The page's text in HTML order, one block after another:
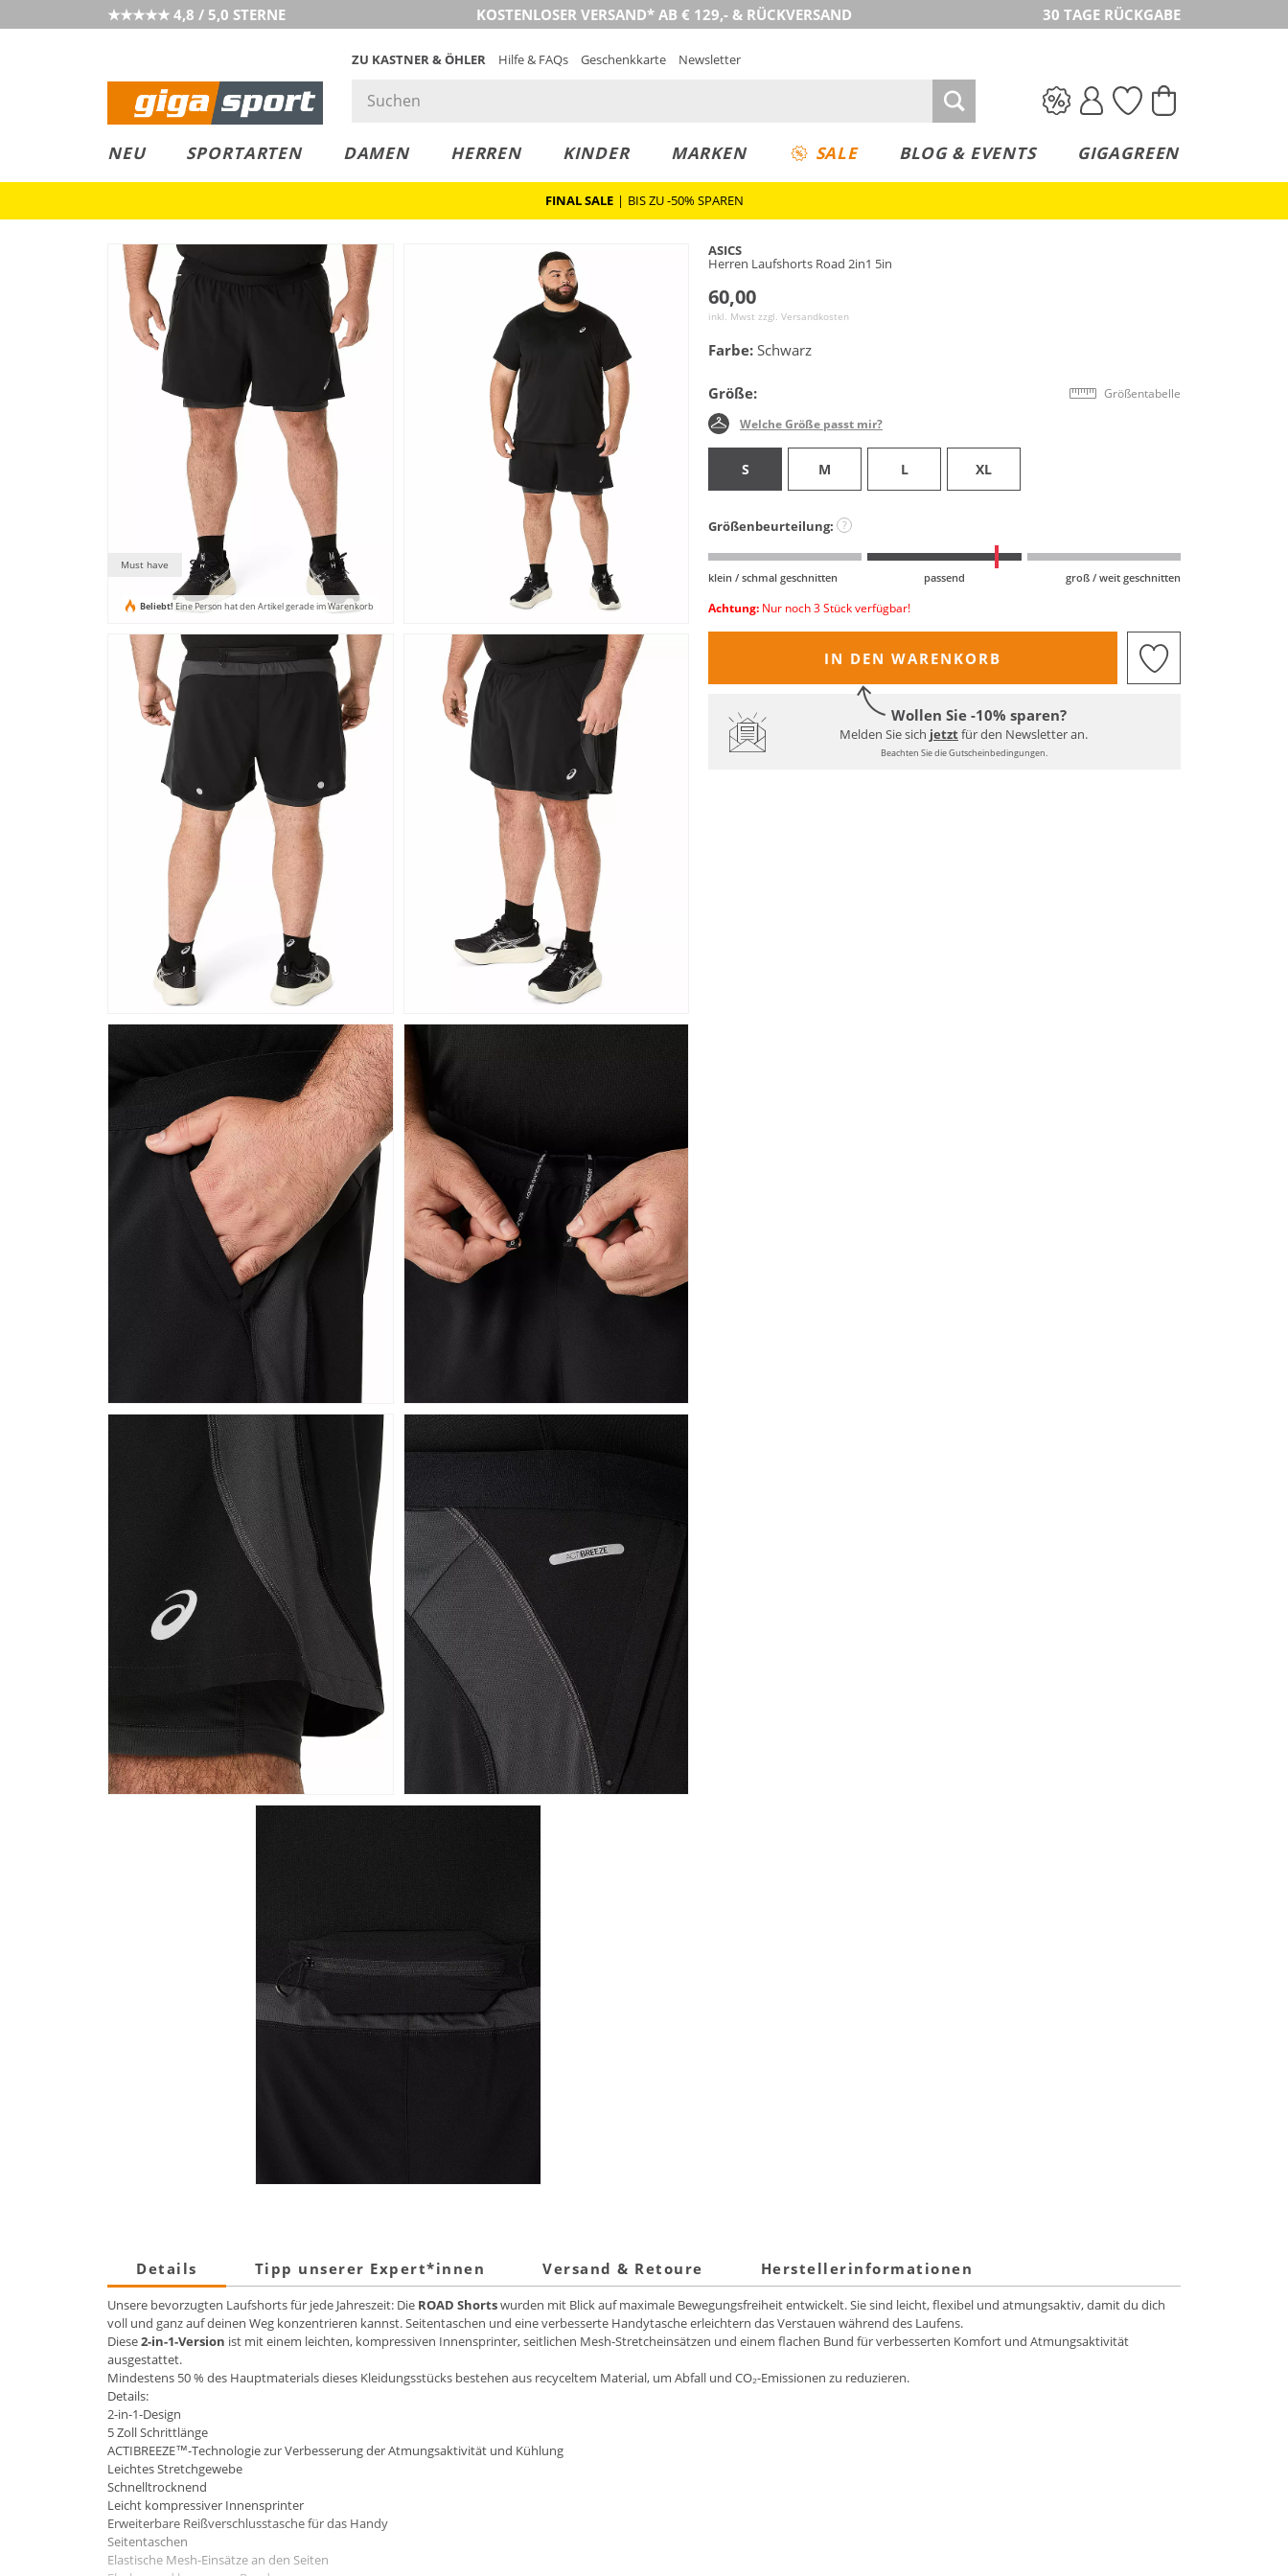
★★★★★ 4,8 / 5,0 STERNE KOSTENLOSER VERSAND* AB € 129,- & RÜCKVERSAND 30 TAGE RÜCKGABE
ZU KASTNER & ÖHLER Hilfe & FAQs Geschenkkarte Newsletter
NEU SPORTARTEN DAMEN HERREN KINDER MARKEN SALE BLOG & EVENTS GIGAGREEN
FINAL SALE | BIS ZU -50% SPAREN
Must have
Beliebt! Eine Person hat den Artikel gerade im Warenkorb
ASICS
Herren Laufshorts Road 2in1 5in
60,00
inkl. Mwst zzgl. Versandkosten
Farbe: Schwarz
Größe: Größentabelle
Welche Größe passt mir?
S M L XL
Größenbeurteilung: ?
klein / schmal geschnitten passend groß / weit geschnitten
Achtung: Nur noch 3 Stück verfügbar!
IN DEN WARENKORB
Wollen Sie -10% sparen?
Melden Sie sich jetztfür den Newsletter an.
Beachten Sie die Gutscheinbedingungen.
Details Tipp unserer Expert*innen Versand & Retoure Herstellerinformationen
Unsere bevorzugten Laufshorts für jede Jahreszeit: Die ROAD Shortswurden mit Blick auf maximale Bewegungsfreiheit entwickelt. Sie sind leicht, flexibel und atmungsaktiv, damit du dich
voll und ganz auf deinen Weg konzentrieren kannst. Seitentaschen und eine verbesserte Handytasche erleichtern das Verstauen während des Laufens.
Diese2-in-1-Version ist mit einem leichten, kompressiven Innensprinter, seitlichen Mesh-Stretcheinsätzen und einem flachen Bund für verbesserten Komfort und Atmungsaktivität
ausgestattet.
Mindestens 50 % des Hauptmaterials dieses Kleidungsstücks bestehen aus recyceltem Material, um Abfall und CO₂-Emissionen zu reduzieren.
Details:
2-in-1-Design
5 Zoll Schrittlänge
ACTIBREEZE™-Technologie zur Verbesserung der Atmungsaktivität und Kühlung
Leichtes Stretchgewebe
Schnelltrocknend
Leicht kompressiver Innensprinter
Erweiterbare Reißverschlusstasche für das Handy
Seitentaschen
Elastische Mesh-Einsätze an den Seiten